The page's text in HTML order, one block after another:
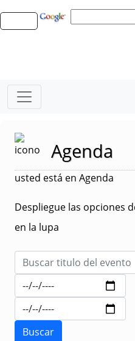
Agenda
usted está en Agenda
Despliegue las opciones
en la lupa